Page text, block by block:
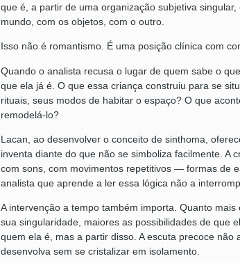
que é, a partir de uma organização subjetiva
mundo, com os objetos, com o outro.
Isso não é romantismo. É uma posição clínica com
Quando o analista recusa o lugar de quem sabe o
que ela já é. O que essa criança construiu para se
rituais, seus modos de habitar o espaço? O que
remodelá-lo?
Lacan, ao desenvolver o conceito de sinthoma,
inventa diante do que não se simboliza facilmente. A
com sons, com movimentos repetitivos — formas de
analista que aprende a ler essa lógica não a
A intervenção a tempo também importa. Quanto
sua singularidade, maiores as possibilidades de
quem ela é, mas a partir disso. A escuta precoce
desenvolva sem se cristalizar em isolamento.